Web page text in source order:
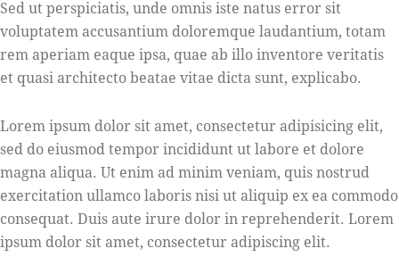
Sed ut perspiciatis, unde omnis iste natus error sit
voluptatem accusantium doloremque laudantium, totam
rem aperiam eaque ipsa, quae ab illo inventore veritatis
et quasi architecto beatae vitae dicta sunt, explicabo.
Lorem ipsum dolor sit amet, consectetur adipisicing elit,
sed do eiusmod tempor incididunt ut labore et dolore
magna aliqua. Ut enim ad minim veniam, quis nostrud
exercitation ullamco laboris nisi ut aliquip ex ea commodo
consequat. Duis aute irure dolor in reprehenderit. Lorem
ipsum dolor sit amet, consectetur adipiscing elit.